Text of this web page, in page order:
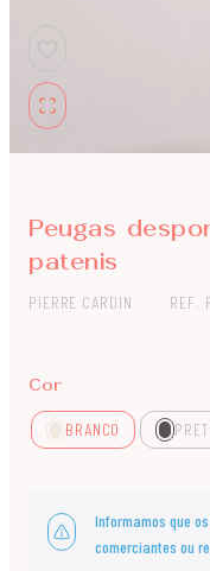
Peugas
patenis
PIERRE CARDIN REF.
Cor
BRANCO
Informamos que
comerciantes ou